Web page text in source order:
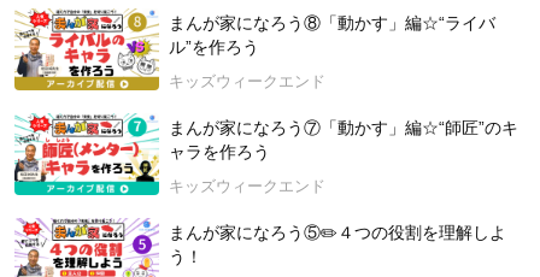
まんが家になろう⑧「動かす」編☆“ライバ
ル”を作ろう
キッズウィークエンド
まんが家になろう⑦「動かす」編☆“師匠”のキ
ャラを作ろう
キッズウィークエンド
まんが家になろう⑤✏️４つの役割を理解しよ
う！